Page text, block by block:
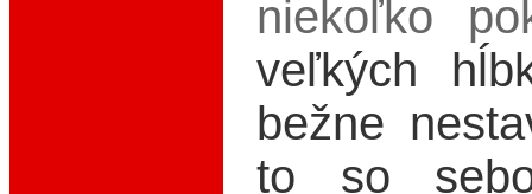
niekoľko
veľkých
bežne
to so